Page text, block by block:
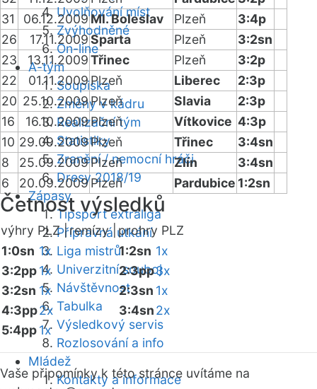
Uvolňování míst
Zvýhodněné
On-line
A-tým
Soupiska
Změny v kádru
Realizační tým
Statistiky
Zranění / nemocní hráči
Dresy 2018/19
Zápasy
Tipsport extraliga
Přípravná utkání
Liga mistrů
Univerzitní souboj
Návštěvnost
Tabulka
Výsledkový servis
Rozlosování a info
Mládež
Kontakty a informace
31
06.12.2009 Ml. Boleslav Plzeň
3:4p
26
17.11.2009Sparta Plzeň
3:2sn
23
13.11.2009Třinec Plzeň
3:2p
22
01.11.2009Plzeň Liberec
2:3p
20 25.10.2009Plzeň Slavia
2:3p
16
16.10.2009Plzeň Vítkovice 4:3p
10 29.09.2009Plzeň Třinec
3:4sn
8
25.09.2009Plzeň Zlín
3:4sn
6
20.09.2009Plzeň Pardubice 1:2sn
Četnost výsledků
výhry PLZ |remízy | prohry PLZ
1:0sn 1x
3:2pp1x
3:2sn 1x
4:3pp2x
5:4pp1x
1:2sn 1x
2:3pp3x
2:3sn 1x
3:4sn2x
Vaše připomínky k této stránce uvítáme na